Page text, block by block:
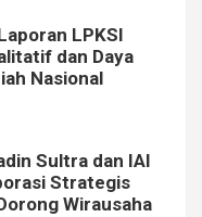
LPKSI
dan Daya
Nasional
Sultra dan IAI
Strategis
Wirausaha